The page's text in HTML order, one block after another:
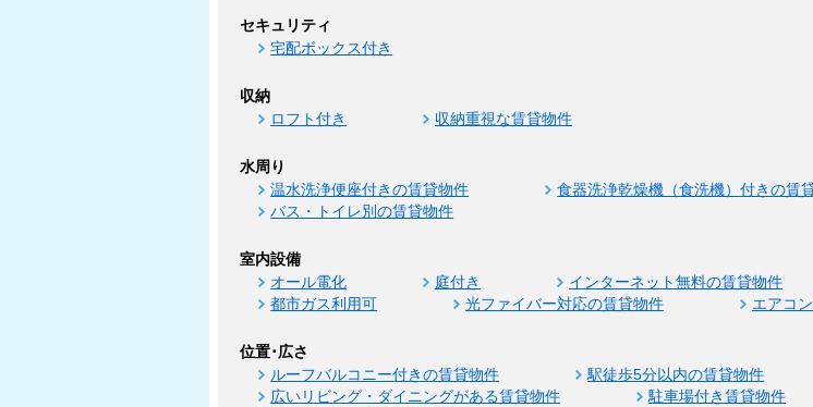
セキュリティ
宅配ボックス付き
収納
ロフト付き 収納重視な賃貸物件
水周り
温水洗浄便座付きの賃貸物件 食器洗浄乾燥機（食洗機）付きの賃
バス・トイレ別の賃貸物件
室内設備
オール電化 庭付き インターネット無料の賃貸物件
都市ガス利用可
光ファイバー対応の賃貸物件 エアコ
位置･広さ
ルーフバルコニー付きの賃貸物件 駅徒歩5分以内の賃貸物件
広いリビング・ダイニングがある賃貸物件
駐車場付き賃貸物件